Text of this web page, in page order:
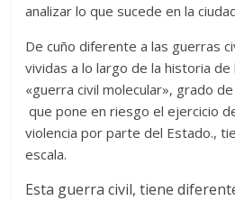
analizar lo que sucede en la
De cuño diferente a las guerras
vividas a lo largo de la historia de
«guerra civil molecular», grado
que pone en riesgo el ejercicio
violencia por parte del Estado.,
escala.
Esta guerra civil, tiene